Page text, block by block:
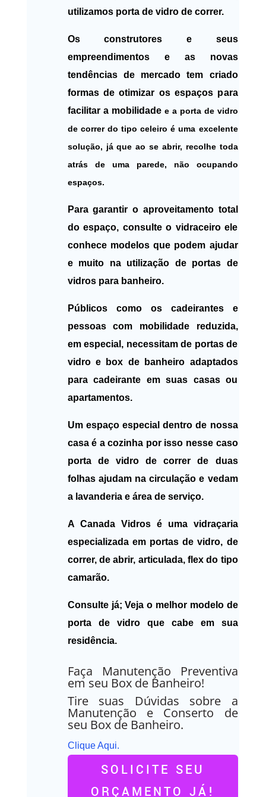
utilizamos porta de vidro de correr.
Os construtores e seus
empreendimentos e as novas
tendências de mercado tem criado
formas de otimizar os espaços para
facilitar a mobilidade e a porta de vidro
de correr do tipo celeiro é uma excelente
solução, já que ao se abrir, recolhe toda
atrás de uma parede, não ocupando
espaços.
Para garantir o aproveitamento total
do espaço, consulte o vidraceiro ele
conhece modelos que podem ajudar
e muito na utilização de portas de
vidros para banheiro.
Públicos como os cadeirantes e
pessoas com mobilidade reduzida,
em especial, necessitam de portas de
vidro e box de banheiro adaptados
para cadeirante em suas casas ou
apartamentos.
Um espaço especial dentro de nossa
casa é a cozinha por isso nesse caso
porta de vidro de correr de duas
folhas ajudam na circulação e vedam
a lavanderia e área de serviço.
A Canada Vidros é uma vidraçaria
especializada em portas de vidro, de
correr, de abrir, articulada, flex do tipo
camarão.
Consulte já; Veja o melhor modelo de
porta de vidro que cabe em sua
residência.
Faça Manutenção Preventiva
em seu Box de Banheiro!
Tire suas Dúvidas sobre a
Manutenção e Conserto de
seu Box de Banheiro.
Clique Aqui.
SOLICITE SEU
ORÇAMENTO JÁ!